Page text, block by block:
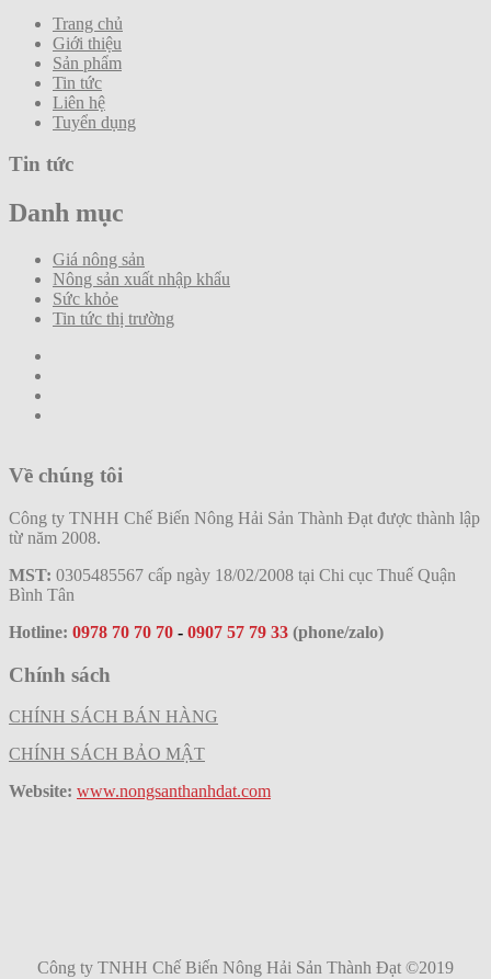
Trang chủ
Giới thiệu
Sản phẩm
Tin tức
Liên hệ
Tuyển dụng
Tin tức
Danh mục
Giá nông sản
Nông sản xuất nhập khẩu
Sức khỏe
Tin tức thị trường
Về chúng tôi
Công ty TNHH Chế Biến Nông Hải Sản Thành Đạt được thành lập
từ năm 2008.
MST: 0305485567 cấp ngày 18/02/2008 tại Chi cục Thuế Quận
Bình Tân
Hotline: 0978 70 70 70 - 0907 57 79 33 (phone/zalo)
Chính sách
CHÍNH SÁCH BÁN HÀNG
CHÍNH SÁCH BẢO MẬT
Website: www.nongsanthanhdat.com
Công ty TNHH Chế Biến Nông Hải Sản Thành Đạt ©2019